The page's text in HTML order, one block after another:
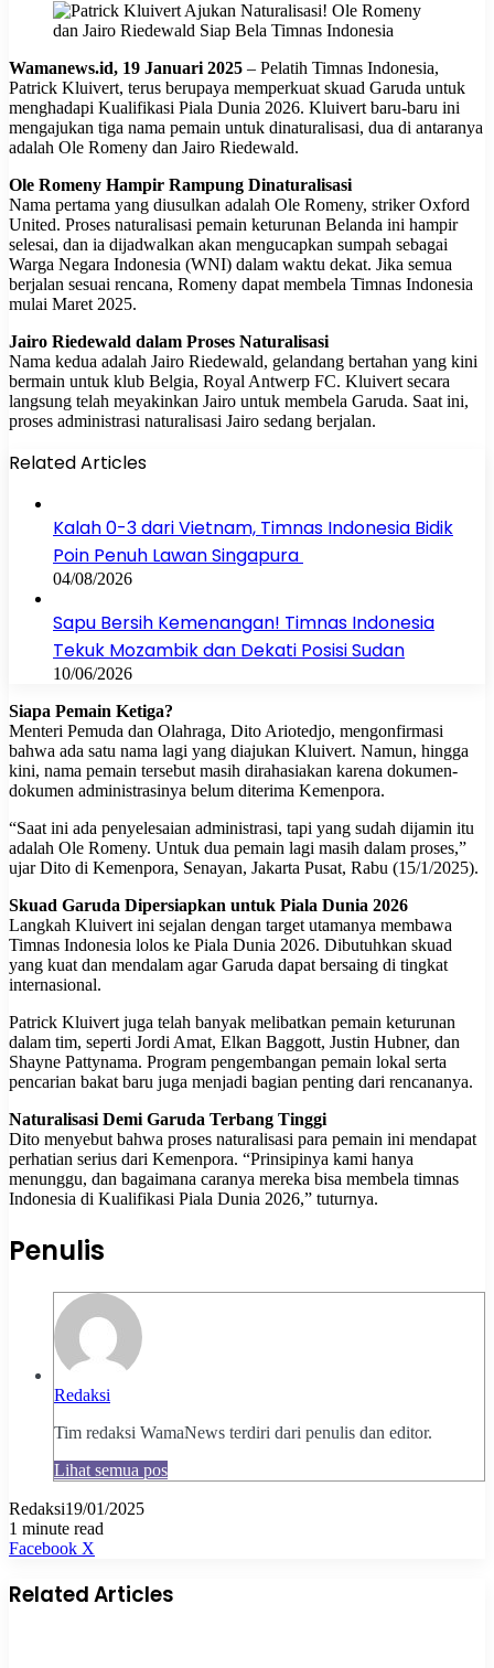
Wamanews.id, 19 Januari 2025 – Pelatih Timnas Indonesia,
Patrick Kluivert, terus berupaya memperkuat skuad Garuda untuk
menghadapi Kualifikasi Piala Dunia 2026. Kluivert baru-baru ini
mengajukan tiga nama pemain untuk dinaturalisasi, dua di antaranya
adalah Ole Romeny dan Jairo Riedewald.
Ole Romeny Hampir Rampung Dinaturalisasi
Nama pertama yang diusulkan adalah Ole Romeny, striker Oxford
United. Proses naturalisasi pemain keturunan Belanda ini hampir
selesai, dan ia dijadwalkan akan mengucapkan sumpah sebagai
Warga Negara Indonesia (WNI) dalam waktu dekat. Jika semua
berjalan sesuai rencana, Romeny dapat membela Timnas Indonesia
mulai Maret 2025.
Jairo Riedewald dalam Proses Naturalisasi
Nama kedua adalah Jairo Riedewald, gelandang bertahan yang kini
bermain untuk klub Belgia, Royal Antwerp FC. Kluivert secara
langsung telah meyakinkan Jairo untuk membela Garuda. Saat ini,
proses administrasi naturalisasi Jairo sedang berjalan.
Related Articles
Kalah 0-3 dari Vietnam, Timnas Indonesia Bidik
Poin Penuh Lawan Singapura
04/08/2026
Sapu Bersih Kemenangan! Timnas Indonesia
Tekuk Mozambik dan Dekati Posisi Sudan
10/06/2026
Siapa Pemain Ketiga?
Menteri Pemuda dan Olahraga, Dito Ariotedjo, mengonfirmasi
bahwa ada satu nama lagi yang diajukan Kluivert. Namun, hingga
kini, nama pemain tersebut masih dirahasiakan karena dokumen-
dokumen administrasinya belum diterima Kemenpora.
“Saat ini ada penyelesaian administrasi, tapi yang sudah dijamin itu
adalah Ole Romeny. Untuk dua pemain lagi masih dalam proses,”
ujar Dito di Kemenpora, Senayan, Jakarta Pusat, Rabu (15/1/2025).
Skuad Garuda Dipersiapkan untuk Piala Dunia 2026
Langkah Kluivert ini sejalan dengan target utamanya membawa
Timnas Indonesia lolos ke Piala Dunia 2026. Dibutuhkan skuad
yang kuat dan mendalam agar Garuda dapat bersaing di tingkat
internasional.
Patrick Kluivert juga telah banyak melibatkan pemain keturunan
dalam tim, seperti Jordi Amat, Elkan Baggott, Justin Hubner, dan
Shayne Pattynama. Program pengembangan pemain lokal serta
pencarian bakat baru juga menjadi bagian penting dari rencananya.
Naturalisasi Demi Garuda Terbang Tinggi
Dito menyebut bahwa proses naturalisasi para pemain ini mendapat
perhatian serius dari Kemenpora. “Prinsipinya kami hanya
menunggu, dan bagaimana caranya mereka bisa membela timnas
Indonesia di Kualifikasi Piala Dunia 2026,” tuturnya.
Penulis
Redaksi
Tim redaksi WamaNews terdiri dari penulis dan editor.
Lihat semua pos
Redaksi19/01/2025
1 minute read
Facebook X
Email
Related Articles